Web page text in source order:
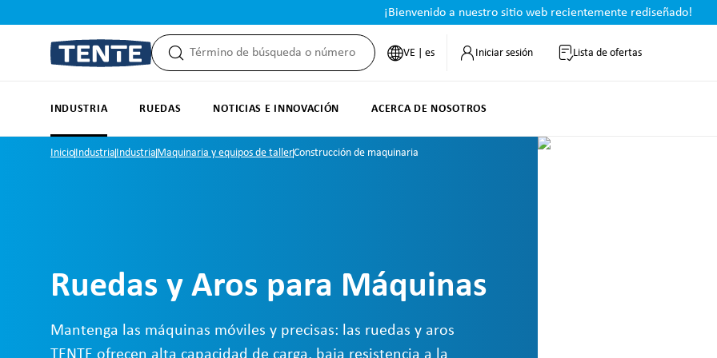
¡Bienvenido a nuestro sitio web recientemente rediseñado!
VE | es Iniciar sesión Lista de ofertas
INDUSTRIA RUEDAS NOTICIAS E INNOVACIÓN ACERCA DE NOSOTROS
InicioIndustria Industria Maquinaria y equipos de tallerConstrucción de maquinaria
Ruedas y Aros para Máquinas
Mantenga las máquinas móviles y precisas: las ruedas y aros
TENTE ofrecen alta capacidad de carga, baja resistencia a la